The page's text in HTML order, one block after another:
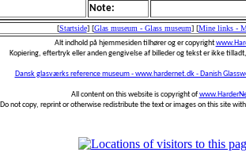
Note:
[Startside] [Glas museum - Glass museum] [Mine links -
Alt indhold på hjemmesiden tilhører og er copyright
Kopiering, eftertryk eller anden gengivelse af billeder og tekst er ikke
Dansk glasværks reference museum - www.hardernet.dk - Danish
All content on this website is copyright of
Do not copy, reprint or otherwise redistribute the text or images on this site